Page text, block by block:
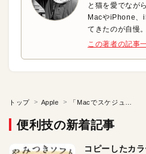
と猫を愛でなが
MacやiPhone、
てきたのが自慢。
この著者の記事
トップ Apple
便利技の新着記事
コピーしたカ